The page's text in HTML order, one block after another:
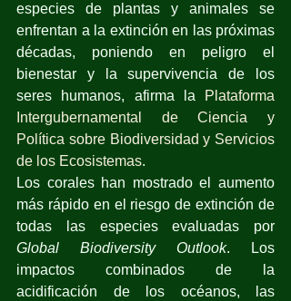
especies de plantas y animales se
enfrentan a la extinción en las próximas
décadas, poniendo en peligro el
bienestar y la supervivencia de los
seres humanos, afirma la
Plataforma
Intergubernamental de Ciencia y
Política sobre Biodiversidad y Servicios
de los Ecosistemas.
Los corales han mostrado el aumento
más rápido en el riesgo de extinción de
Global Biodiversity Outlook. Los
impactos combinados de la
acidificación de los océanos, las